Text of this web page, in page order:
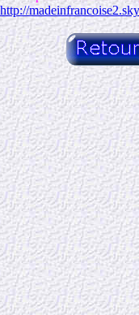
http://